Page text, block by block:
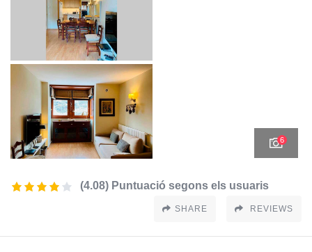
6
(4.08) Puntuació segons els usuaris
SHARE REVIEWS